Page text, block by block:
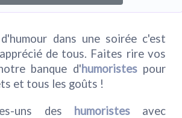
dans une soirée c'est
de tous. Faites rire vos
banque d'humoristespour
et tous les goûts !
uns des humoristesavec